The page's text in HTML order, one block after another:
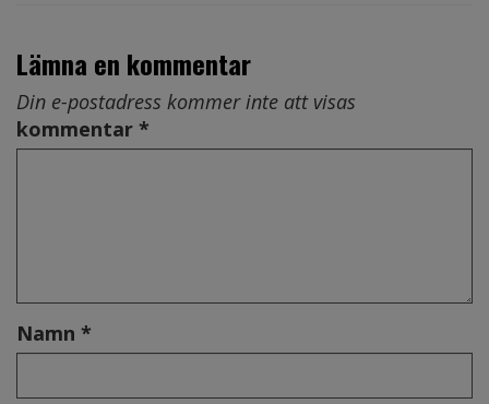
Lämna en kommentar
Din e-postadress kommer inte att visas
kommentar *
Namn *